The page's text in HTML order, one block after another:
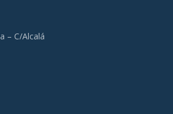
– C/Alcalá